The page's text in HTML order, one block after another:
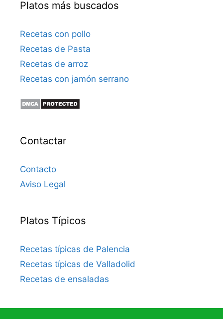
Platos más buscados
Recetas con pollo
Recetas de Pasta
Recetas de arroz
Recetas con jamón serrano
Contactar
Contacto
Aviso Legal
Platos Típicos
Recetas típicas de Palencia
Recetas típicas de Valladolid
Recetas de ensaladas